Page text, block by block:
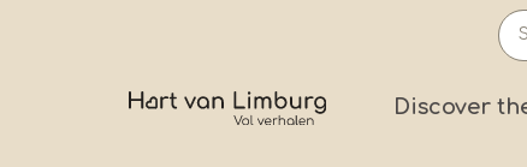
Discover